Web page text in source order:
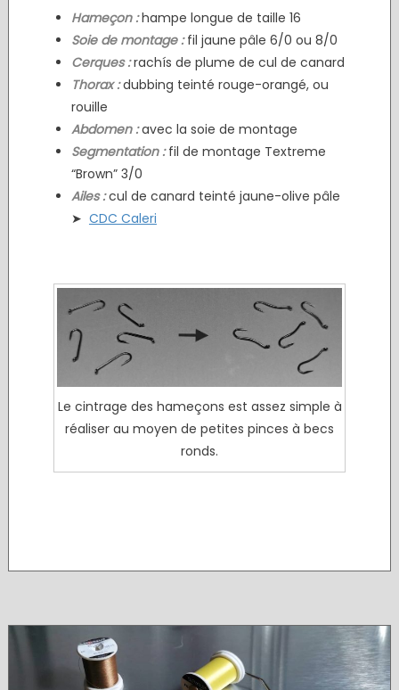
Hameçon :hampe longue de taille 16
Soie de montage :fil jaune pâle 6/0 ou 8/0
Cerques :rachís de plume de cul de canard
Thorax :dubbing teinté rouge-orangé, ou
rouille
Abdomen :avec la soie de montage
Segmentation :fil de montage Textreme
“Brown” 3/0
Ailes :cul de canard teinté jaune-olive pâle
➤ CDC Caleri
Le cintrage des hameçons est assez simple à
réaliser au moyen de petites pinces à becs
ronds.